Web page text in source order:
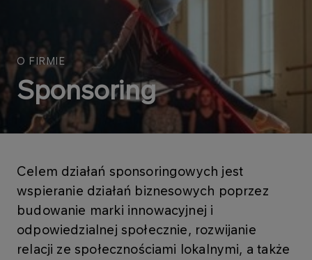
O FIRMIE
Sponsoring
Celem działań sponsoringowych jest
wspieranie działań biznesowych poprzez
budowanie marki innowacyjnej i
odpowiedzialnej społecznie, rozwijanie
relacji ze społecznościami lokalnymi, a także